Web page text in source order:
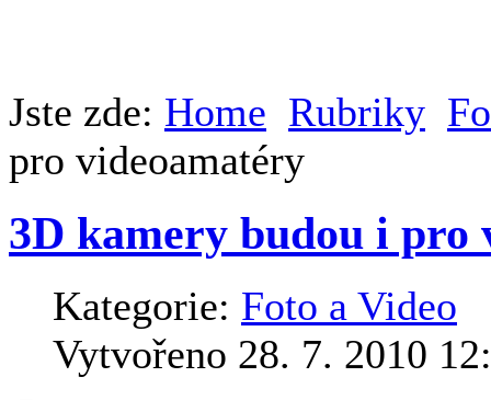
Jste zde: Home Rubriky
pro videoamatéry
3D kamery budou i pro
Kategorie: Foto a Video
Vytvořeno 28. 7. 2010